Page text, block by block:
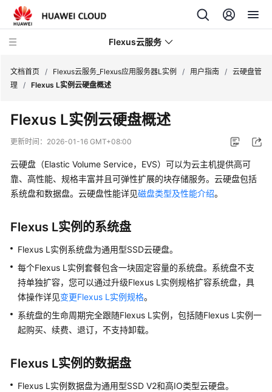
Flexus云服务
最
动
态
品
绍
快
速
入
门
户
南
文档首页 / Flexus云服务_Flexus应用服务器L实例 / 用户指南 / 云硬盘管
理 / Flexus L实例云硬盘概述
Flexus L实例云硬盘概述
更新时间： 2026-01-16 GMT+08:00
云硬盘（Elastic Volume Service，EVS）可以为云主机提供高可
靠、高性能、规格丰富并且可弹性扩展的块存储服务。云硬盘包括
系统盘和数据盘。云硬盘性能详见磁盘类型及性能介绍。
Flexus L实例的系统盘
Flexus L实例系统盘为通用型SSD云硬盘。
每个Flexus L实例套餐包含一块固定容量的系统盘。系统盘不支
持单独扩容，您可以通过升级Flexus L实例规格扩容系统盘，具
体操作详见变更Flexus L实例规格。
系统盘的生命周期完全跟随Flexus L实例，包括随Flexus L实例一
起购买、续费、退订，不支持卸载。
Flexus L实例的数据盘
Flexus L实例数据盘为通用型SSD V2和高IO类型云硬盘。